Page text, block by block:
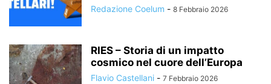
Redazione Coelum - 8 Febbraio 2026
RIES – Storia di un impatto
cosmico nel cuore dell’Europa
Flavio Castellani - 7 Febbraio 2026